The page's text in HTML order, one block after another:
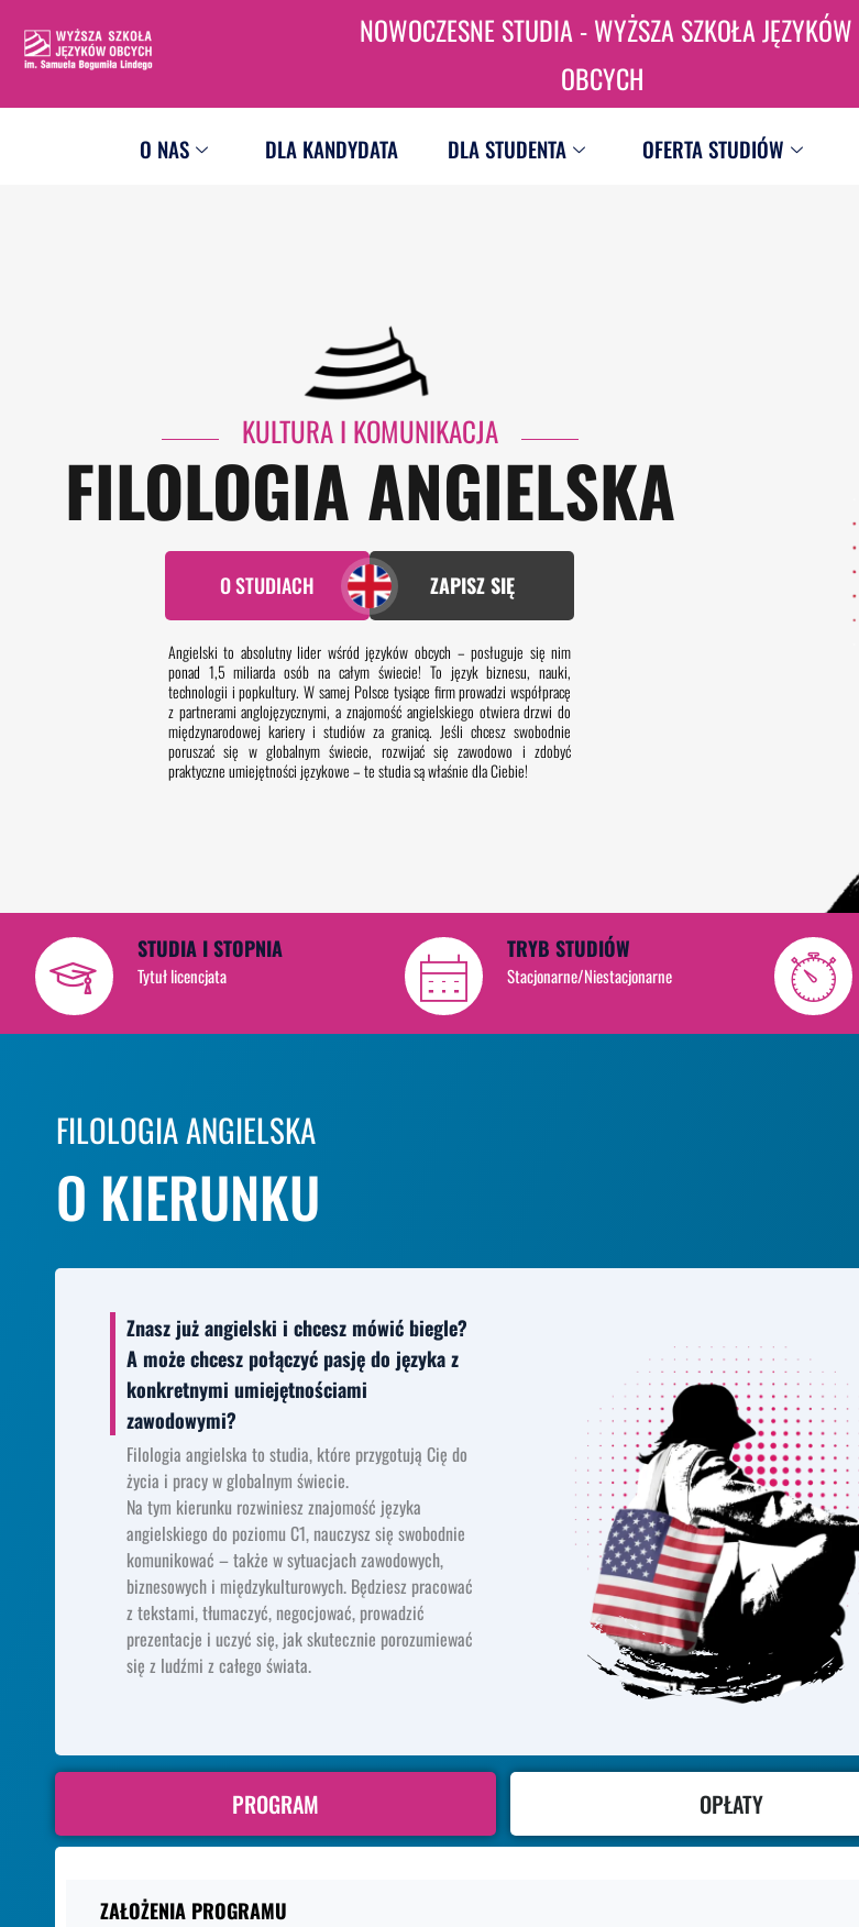
treści
Przejdź
NOWOCZESNE STUDIA - WYŻSZA SZKOŁA JĘZYKÓW
OBCYCH
O NAS DLA KANDYDATA DLA STUDENTA OFERTA STUDIÓW
KULTURA I KOMUNIKACJA
FILOLOGIA ANGIELSKA
O STUDIACH ZAPISZ SIĘ
Angielski to absolutny lider wśród języków obcych – posługuje się nim
ponad 1,5 miliarda osób na całym świecie! To język biznesu, nauki,
technologii i popkultury. W samej Polsce tysiące firm prowadzi współpracę
z partnerami anglojęzycznymi, a znajomość angielskiego otwiera drzwi do
międzynarodowej kariery i studiów za granicą. Jeśli chcesz swobodnie
poruszać się w globalnym świecie, rozwijać się zawodowo i zdobyć
praktyczne umiejętności językowe – te studia są właśnie dla Ciebie!
STUDIA I STOPNIA
Tytuł licencjata
TRYB STUDIÓW
Stacjonarne/Niestacjonarne
FILOLOGIA ANGIELSKA
O KIERUNKU
Znasz już angielski i chcesz mówić biegle?
A może chcesz połączyć pasję do języka z
konkretnymi umiejętnościami
zawodowymi?
Filologia angielska to studia, które przygotują Cię do
życia i pracy w globalnym świecie.
Na tym kierunku rozwiniesz znajomość języka
angielskiego do poziomu C1, nauczysz się swobodnie
komunikować – także w sytuacjach zawodowych,
biznesowych i międzykulturowych. Będziesz pracować
z tekstami, tłumaczyć, negocjować, prowadzić
prezentacje i uczyć się, jak skutecznie porozumiewać
się z ludźmi z całego świata.
PROGRAM OPŁATY
ZAŁOŻENIA PROGRAMU